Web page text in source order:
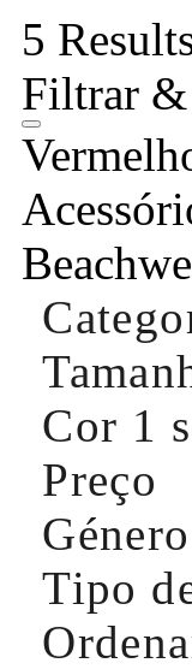
5
Filtrar &
Cor 1
Preço
Género
Tipo